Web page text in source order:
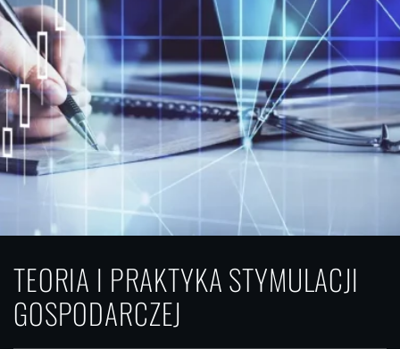
TEORIA I PRAKTYKA STYMULACJI
GOSPODARCZEJ